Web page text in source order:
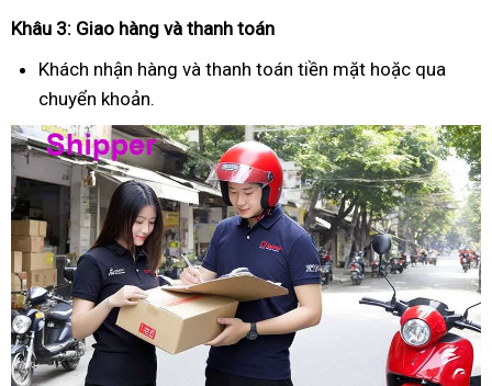
Khâu 3: Giao hàng và thanh toán
Khách nhận hàng và thanh toán tiền mặt hoặc qua
chuyển khoản.